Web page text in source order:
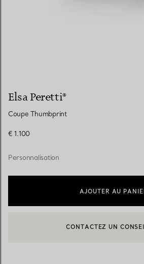
Elsa Peretti®
Coupe Thumbprint
€ 1.100
Personnalisation
AJOUTER AU
CONTACTER UN CONSEILLER